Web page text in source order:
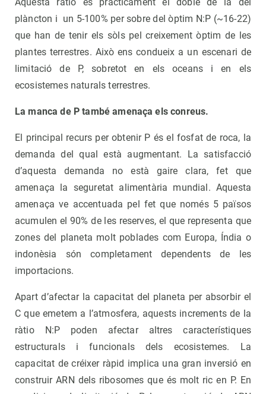
plàncton i un 5-100% per sobre del òptim N:P (~16-22)
que han de tenir els sòls pel creixement òptim de les
plantes terrestres. Això ens condueix a un escenari de
limitació de P, sobretot en els oceans i en els
ecosistemes naturals terrestres.
La manca de P també amenaça els conreus.
El principal recurs per obtenir P és el fosfat de roca, la
demanda del qual està augmentant. La satisfacció
d’aquesta demanda no està gaire clara, fet que
amenaça la seguretat alimentària mundial. Aquesta
amenaça ve accentuada pel fet que només 5 països
acumulen el 90% de les reserves, el que representa que
zones del planeta molt poblades com Europa, Índia o
indonèsia són completament dependents de les
importacions.
Apart d’afectar la capacitat del planeta per absorbir el
C que emetem a l’atmosfera, aquests increments de la
ràtio N:P poden afectar altres característiques
estructurals i funcionals dels ecosistemes. La
capacitat de créixer ràpid implica una gran inversió en
construir ARN dels ribosomes que és molt ric en P. En